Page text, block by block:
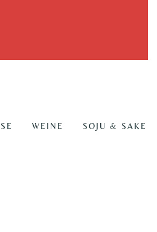
WEINE SOJU & SAKE